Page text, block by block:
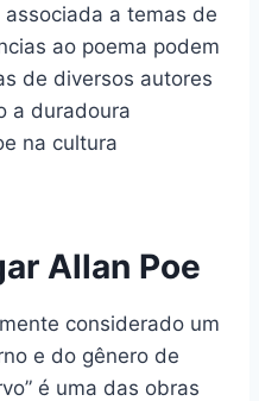
a temas de
ao poema podem
de diversos autores
a duradoura
na cultura
Allan Poe
considerado um
e do gênero de
é uma das obras